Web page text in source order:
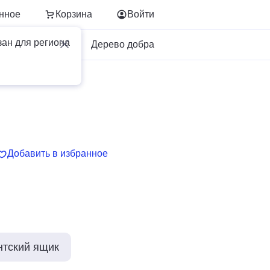
Корзина
для региона
Войти
Для бизнеса Дерево добра
Добавить в избранное
ящик